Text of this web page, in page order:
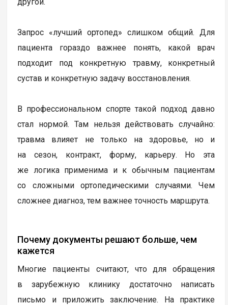
Запрос «лучший ортопед» слишком общий. Для
пациента гораздо важнее понять, какой врач
подходит под конкретную травму, конкретный
сустав и конкретную задачу восстановления.
В профессиональном спорте такой подход давно
стал нормой. Там нельзя действовать случайно:
травма влияет не только на здоровье, но и
на сезон, контракт, форму, карьеру. Но эта
же логика применима и к обычным пациентам
со сложными ортопедическими случаями. Чем
сложнее диагноз, тем важнее точность маршрута.
Почему документы решают больше, чем
кажется
Многие пациенты считают, что для обращения
в зарубежную клинику достаточно написать
письмо и приложить заключение. На практике